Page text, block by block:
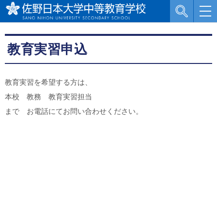
教育実習申込
教育実習を希望する方は、
本校 教務 教育実習担当
まで お電話にてお問い合わせください。